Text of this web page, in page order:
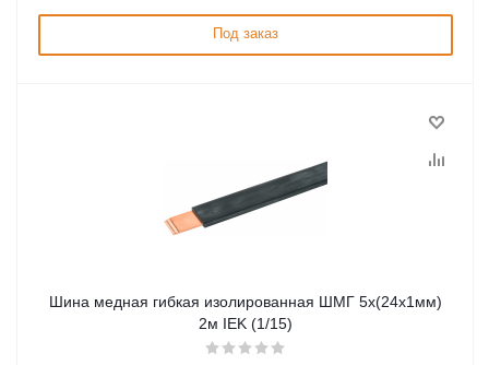
Под заказ
Шина медная гибкая изолированная ШМГ 5х(24х1мм)
2м IEK (1/15)